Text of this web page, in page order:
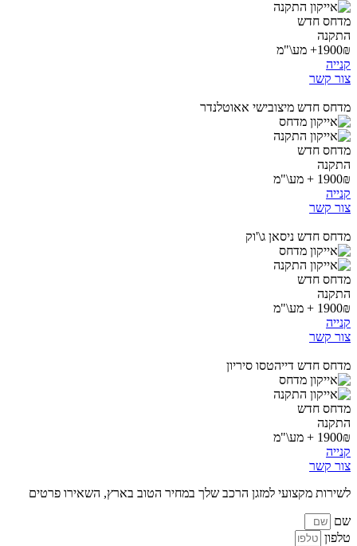
מדחס חדש
התקנה
1900₪+ מע\"מ
קנייה
צור קשר
מדחס חדש מיצובישי אאוטלנדר
מדחס חדש
התקנה
1900₪ + מע\"מ
קנייה
צור קשר
מדחס חדש ניסאן ג\'וק
מדחס חדש
התקנה
1900₪ + מע\"מ
קנייה
צור קשר
מדחס חדש דייהטסו סיריון
מדחס חדש
התקנה
1900₪ + מע\"מ
קנייה
צור קשר
לשירות מקצועי למזגן הרכב שלך במחיר הטוב בארץ, השאירו פרטים
שם
טלפון